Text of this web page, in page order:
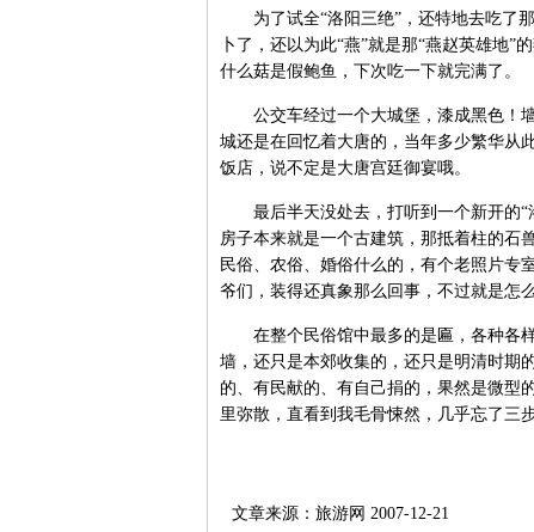
为了试全“洛阳三绝”，还特地去吃了
卜了，还以为此“燕”就是那“燕赵英雄地
什么菇是假鲍鱼，下次吃一下就完满了。
公交车经过一个大城堡，漆成黑色！墙
城还是在回忆着大唐的，当年多少繁华从
饭店，说不定是大唐宫廷御宴哦。
最后半天没处去，打听到一个新开的“
房子本来就是一个古建筑，那抵着柱的石
民俗、农俗、婚俗什么的，有个老照片专
爷们，装得还真象那么回事，不过就是怎
在整个民俗馆中最多的是匾，各种各样
墙，还只是本郊收集的，还只是明清时
的、有民献的、有自己捐的，果然是微型
里弥散，直看到我毛骨悚然，几乎忘了三
文章来源：旅游网 2007-12-21